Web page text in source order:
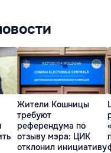
Жители Кошницы
требуют
референдума по
отзыву мэра: ЦИК
отклонил инициативу